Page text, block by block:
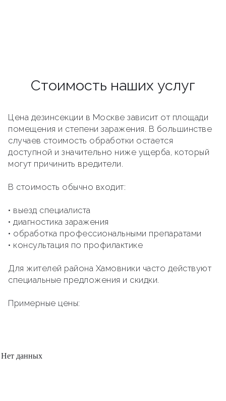
Стоимость наших услуг
Цена дезинсекции в Москве зависит от площади
помещения и степени заражения. В большинстве
случаев стоимость обработки остается
доступной и значительно ниже ущерба, который
могут причинить вредители.
В стоимость обычно входит:
• выезд специалиста
• диагностика заражения
• обработка профессиональными препаратами
• консультация по профилактике
Для жителей района Хамовники часто действуют
специальные предложения и скидки.
Примерные цены:
Нет данных